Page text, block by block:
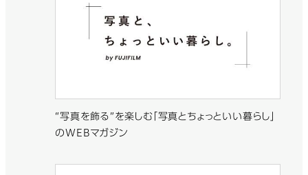
“写真を飾る”を楽しむ「写真とちょっといい暮らし」
のWEBマガジン